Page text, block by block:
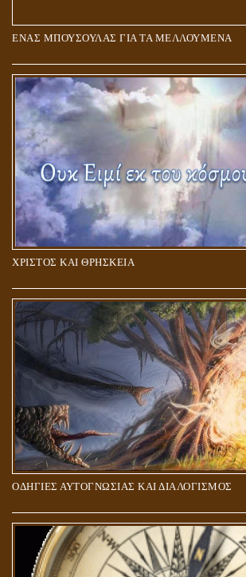
ΕΝΑΣ ΜΠΟΥΣΟΥΛΑΣ ΓΙΑ ΤΑ ΜΕΛΛΟΥΜΕΝΑ
ΧΡΙΣΤΟΣ ΚΑΙ ΘΡΗΣΚΕΙΑ
ΟΔΗΓΙΕΣ ΑΥΤΟΓΝΩΣΙΑΣ ΚΑΙ ΔΙΑΛΟΓΙΣΜΟΣ
Η ΕΠΑΦΗ ΜΕ ΤΟ ΠΝΕΥΜΑ
ΠΟΙΟΙ ΕΠΙΛΕΓΟΥΝ ΤΟΝ ΔΡΟΜΟ ΤΗΣ
5Η ΔΙΑΣΤΑΣΗ ΚΑΙ ΠΝΕΥΜΑΤΙΚΗ ΑΡΠΑΓΗ:
ΚΑΤΑΣΤΑΣΕΙΣ